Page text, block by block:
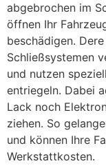
abgebrochen im
öffnen Ihr
beschädigen.
Schließsystemen
und nutzen
entriegeln. Dabei
Lack noch
ziehen. So
und können Ihre
Werkstattkosten.